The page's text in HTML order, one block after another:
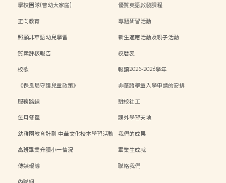
學校團隊(曹幼大家庭)
優質英語啟發課程
正向教育
專題研習活動
照顧非華語幼兒學習
新生適應活動及親子活動
質素評核報告
校曆表
校歌
報讀2025-2026學年
《保良局守護兒童政策》
非華語學童入學申請的安排
服務路線
駐校社工
每月餐單
課外學習天地
幼稚園教育計劃 中華文化校本學習活動
我們的成果
高班畢業升讀小一情況
畢業生成就
傳媒報導
聯絡我們